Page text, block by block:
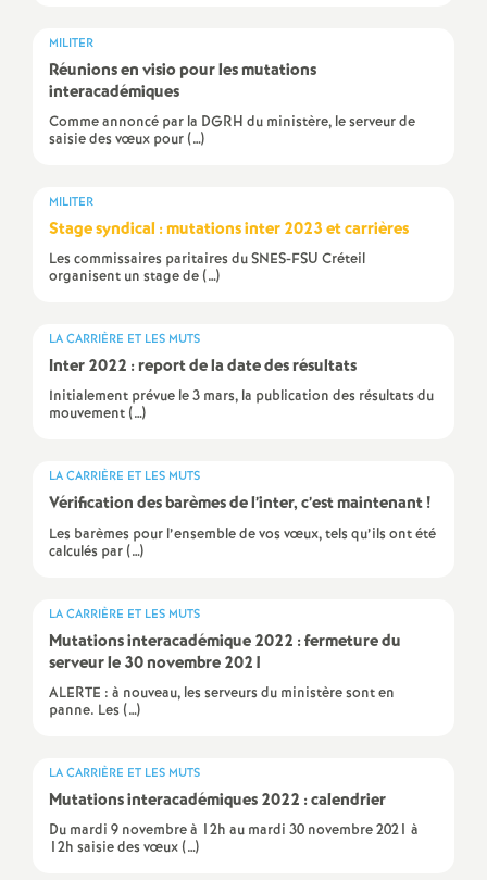
n
s
e
S
c
n
d
e
MILITER
Réunions en visio pour les mutations
interacadémiques
Comme annoncé par la DGRH du ministère, le serveur de
saisie des vœux pour (…)
MILITER
Stage syndical : mutations inter 2023 et carrières
Les commissaires paritaires du SNES-FSU Créteil
organisent un stage de (…)
LA CARRIÈRE ET LES MUTS
Inter 2022 : report de la date des résultats
Initialement prévue le 3 mars, la publication des résultats du
mouvement (…)
LA CARRIÈRE ET LES MUTS
Vérification des barèmes de l’inter, c’est maintenant!
Les barèmes pour l’ensemble de vos vœux, tels qu’ils ont été
calculés par (…)
LA CARRIÈRE ET LES MUTS
Mutations interacadémique 2022 : fermeture du
serveur le 30 novembre 2021
ALERTE : à nouveau, les serveurs du ministère sont en
panne. Les (…)
LA CARRIÈRE ET LES MUTS
Mutations interacadémiques 2022 : calendrier
Du mardi 9 novembre à 12h au mardi 30 novembre 2021 à
12h saisie des vœux (…)